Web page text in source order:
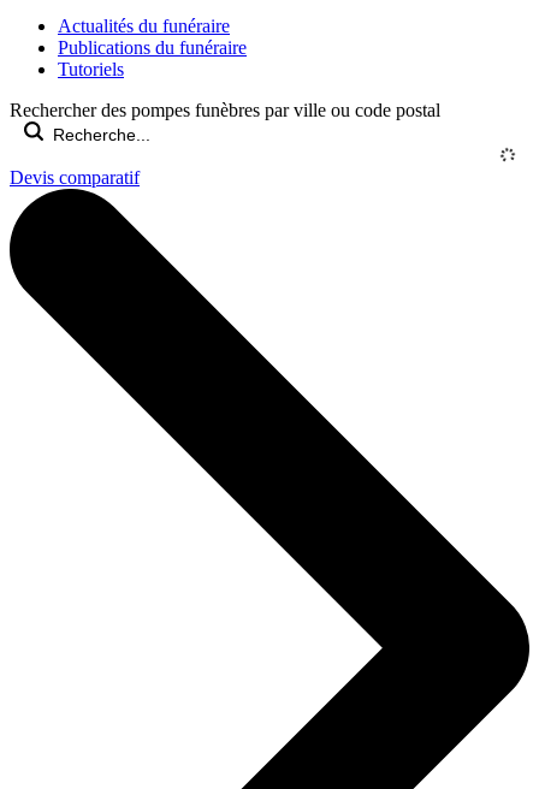
Actualités du funéraire
Publications du funéraire
Tutoriels
Rechercher des pompes funèbres par ville ou code postal
Devis comparatif